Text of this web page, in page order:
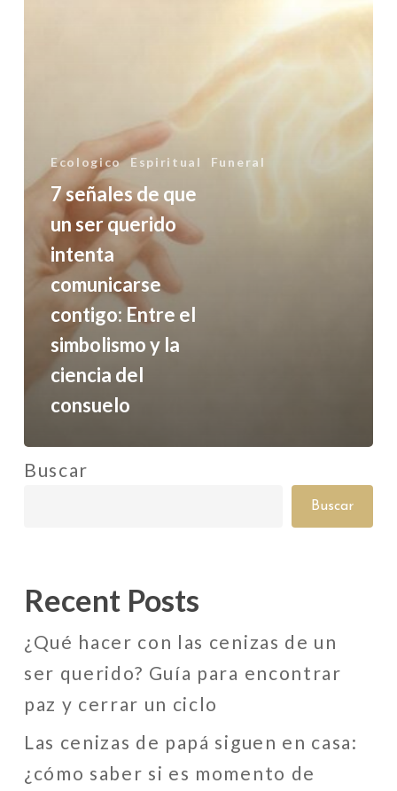
contigo:
Entre
simbolismo
ciencia
del
consuelo
Ecologico Espiritual Funeral
7 señales de que
un ser querido
intenta
comunicarse
contigo: Entre el
simbolismo y la
ciencia del
consuelo
Buscar
Buscar
Recent Posts
¿Qué hacer con las cenizas de un
ser querido? Guía para encontrar
paz y cerrar un ciclo
Las cenizas de papá siguen en casa:
¿cómo saber si es momento de